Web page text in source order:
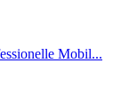
Mobil...